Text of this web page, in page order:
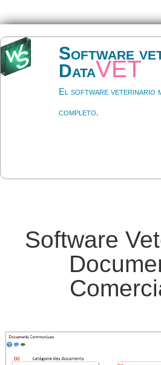
Software
Datavet
El software veterinario
completo.
Inicio
Ayuda▼
Precios y licencia▼
Software